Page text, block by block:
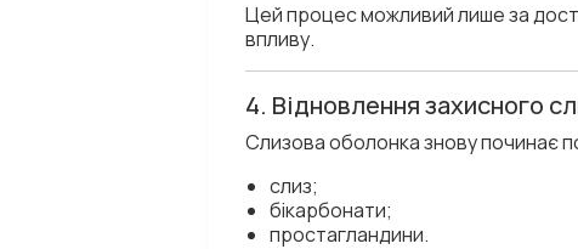
Цей процес можливий лише за
впливу.
4. Відновлення захисного
Слизова оболонка знову починає
слиз;
бікарбонати;
простагландини.